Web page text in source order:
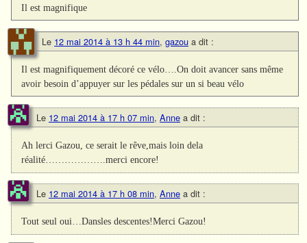
Il est magnifique
Le 12 mai 2014 à 13 h 44 min, gazou a dit :
Il est magnifiquement décoré ce vélo….On doit avancer sans même
avoir besoin d’appuyer sur les pédales sur un si beau vélo
Le 12 mai 2014 à 17 h 07 min, Anne a dit :
Ah lerci Gazou, ce serait le rêve,mais loin dela
réalité……………….merci encore!
Le 12 mai 2014 à 17 h 08 min, Anne a dit :
Tout seul oui…Dansles descentes!Merci Gazou!